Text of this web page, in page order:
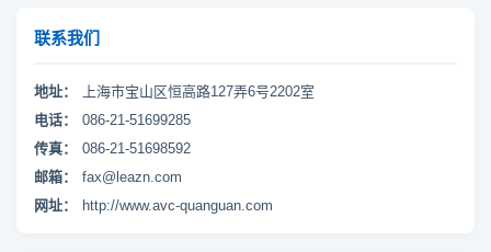
联系我们
地址：
上海市宝山区恒高路127弄6号2202室
电话：
086-21-51699285
传真：
086-21-51698592
邮箱：
fax@leazn.com
网址：
http://www.avc-quanguan.com